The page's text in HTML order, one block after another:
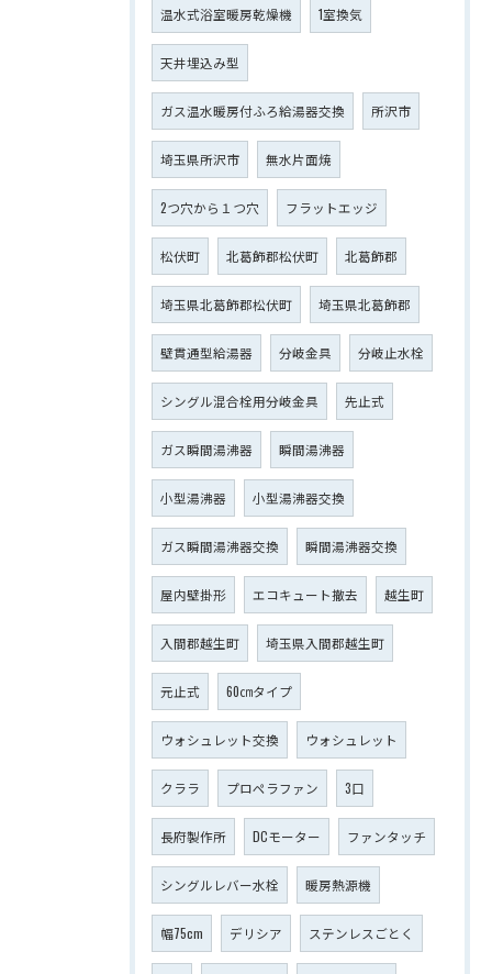
温水式浴室暖房乾燥機 1室換気
天井埋込み型
ガス温水暖房付ふろ給湯器交換 所沢市
埼玉県所沢市 無水片面焼
2つ穴から１つ穴 フラットエッジ
松伏町 北葛飾郡松伏町 北葛飾郡
埼玉県北葛飾郡松伏町 埼玉県北葛飾郡
壁貫通型給湯器 分岐金具 分岐止水栓
シングル混合栓用分岐金具 先止式
ガス瞬間湯沸器 瞬間湯沸器
小型湯沸器 小型湯沸器交換
ガス瞬間湯沸器交換 瞬間湯沸器交換
屋内壁掛形 エコキュート撤去 越生町
入間郡越生町 埼玉県入間郡越生町
元止式 60㎝タイプ
ウォシュレット交換 ウォシュレット
クララ プロペラファン 3口
長府製作所 DCモーター ファンタッチ
シングルレバー水栓 暖房熱源機
幅75cm デリシア ステンレスごとく